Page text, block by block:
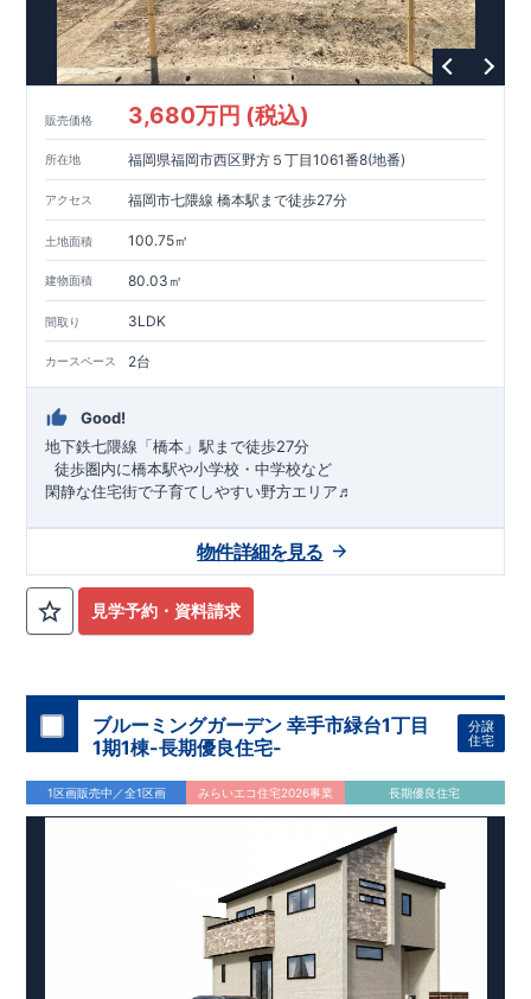
販売価格 3,680万円 (税込)
所在地 福岡県福岡市西区野方５丁目1061番8(地番)
アクセス 福岡市七隈線 橋本駅まで徒歩27分
土地面積 100.75㎡
建物面積 80.03㎡
間取り 3LDK
カースペース 2台
Good!
地下鉄七隈線 「橋本」駅まで徒歩27分
​ ​徒歩圏内に橋本駅や小学校・中学校など
閑静な住宅街で子育てしやすい野方エリア♬
1号棟：3LDK＋ロフト＋カースペース2台
みらいエコ住宅2026事業、対象物件！！ ​※詳細は営業所までお
問合せください。
東栄セーフティダンパー
標準装備
・キッチンには便利な床下収納
・リビングには全体が見渡せる対面キッチン
・お風呂場には 浴室暖房換気乾燥機完備
24時間換気で快適な住まい環境
周辺環境
【教育施設】
・野方保育園…約948 ～ 1,300 m（徒歩12～ 16分）
・中村学園大学付属壱岐幼稚園…約841 ～ 1,000 m（徒歩11～
・壱岐南小学校…約1,085 ～ 1,200m （徒歩14～ 16分）
・壱岐丘中学校…約945 ～ 1,400 m（徒歩12～ 19分）
・野口青果…約834 ～ 1,200 m（徒歩11～ 16分）
・マルキョウ野方店…約1,450 ～ 1,800m （徒歩19～ 23分）
・ローソン野方六丁目店…約1,011 ～ 1,100m （徒歩13～ 14
・ドラッグイレブン野方店…約1,213 ～ 1,400m （徒歩16～ 19
【その他施設】 ・​福岡生松台郵便局…約729 ～ 1,300 m（徒歩
見学予約・資料請求
物件詳細を見る
ブルーミングガーデン 幸手市緑台1丁目
1期1棟-長期優良住宅-
分譲
住宅
1区画販売中／全1区画 みらいエコ住宅2026事業 長期優良住宅